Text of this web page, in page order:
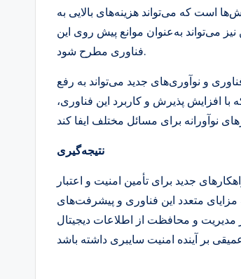
است که می‌تواند هزینه‌های بالایی به
می‌تواند به‌عنوان موانع پیش روی این
فناوری مطرح شود.
و نوآوری‌های جدید می‌تواند به رفع
افزایش پذیرش و کاربرد این فناوری،
نتیجه‌گیری
جدید برای تأمین امنیت و اعتبار
متعدد این فناوری و پیشرفت‌های
و محافظت از اطلاعات دیجیتال